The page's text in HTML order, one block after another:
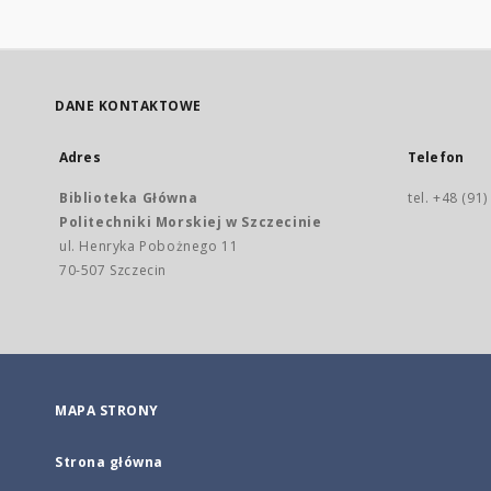
DANE KONTAKTOWE
Adres
Biblioteka Główna
Politechniki Morskiej w Szczecinie
ul. Henryka Pobożnego 11
70-507 Szczecin
Telefon
tel. +48
MAPA STRONY
Strona główna